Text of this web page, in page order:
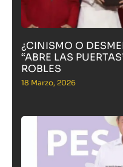
¿CINISMO O
“ABRE LAS
ROBLES
18 Marzo, 2026